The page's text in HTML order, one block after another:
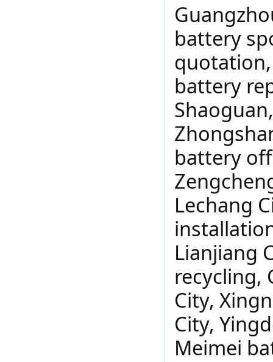
battery
battery
battery
Lechang
Lianjiang
recycling,
City,
City,
Meimei